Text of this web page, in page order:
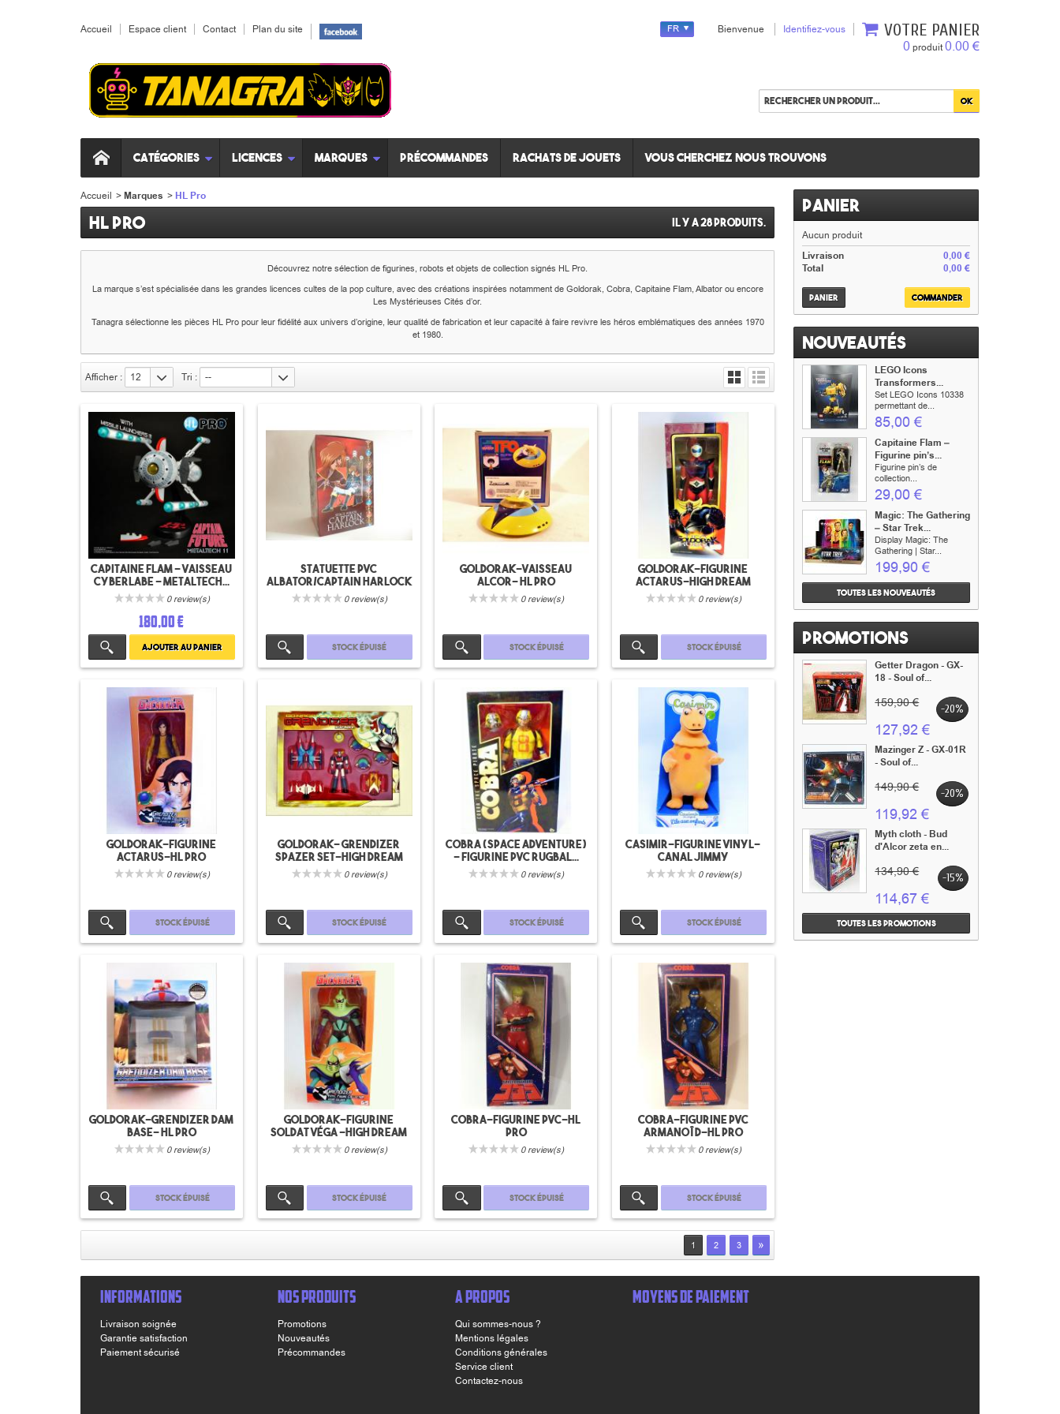
Accueil Espace client Contact Plan du site Bienvenue Identifiez-vous VOTRE PANIER
0 produit0.00 €
FR
Catégories Licences Marques Précommandes Rachats de jouets Vous cherchez nous trouvons
Accueil >Marques > HL Pro
HL Pro Il y a 28 produits.
Découvrez notre sélection de figurines, robots et objets de collection signés HL Pro.
La marque s’est spécialisée dans les grandes licences cultes de la pop culture, avec des créations inspirées notamment de Goldorak, Cobra, Capitaine Flam, Albator ou encore
Les Mystérieuses Cités d’or.
Tanagra sélectionne les pièces HL Pro pour leur fidélité aux univers d’origine, leur qualité de fabrication et leur capacité à faire revivre les héros emblématiques des années 1970
et 1980.
Afficher : 12 Tri : --
Capitaine Flam - vaisseau
cyberlabe - Metaltech...
0 review(s)
180,00 €
Ajouter au panier
Statuette PVC
Albator/Captain Harlock
- HL Pro0 review(s)
Stock épuisé
Goldorak-vaisseau
Alcor- HL Pro
0 review(s)
Stock épuisé
Goldorak-Figurine
Actarus-High dream
0 review(s)
Stock épuisé
Goldorak-Figurine
Actarus-HL pro
0 review(s)
Stock épuisé
Goldorak- grendizer
spazer set-High dream
0 review(s)
Stock épuisé
Cobra (Space adventure)
- Figurine PVC Rugbal...
0 review(s)
Stock épuisé
Casimir-Figurine vinyl-
Canal Jimmy
0 review(s)
Stock épuisé
Goldorak-Grendizer Dam
Base- HL Pro
0 review(s)
Stock épuisé
Goldorak-Figurine
soldat Véga -High dream
0 review(s)
Stock épuisé
Cobra-Figurine PVC-HL
pro
0 review(s)
Stock épuisé
Cobra-Figurine PVC
Armanoîd-HL pro
0 review(s)
Stock épuisé
1 2 3 »
Panier
Aucun produit
0,00 €
Livraison
0,00 €
Total
Panier Commander
Nouveautés
LEGO Icons
Transformers...
Set LEGO Icons 10338
permettant de...
85,00 €
Capitaine Flam –
Figurine pin’s...
Figurine pin’s de
collection...
29,00 €
Magic: The Gathering
– Star Trek...
Display Magic: The
Gathering | Star...
199,90 €
Toutes les nouveautés
Promotions
Getter Dragon - GX-
18 - Soul of...
159,90 € -20%
127,92 €
Mazinger Z - GX-01R
- Soul of...
149,90 € -20%
119,92 €
Myth cloth - Bud
d'Alcor zeta en...
134,90 € -15%
114,67 €
Toutes les promotions
INFORMATIONS
Livraison soignée
Garantie satisfaction
Paiement sécurisé
NOS PRODUITS
Promotions
Nouveautés
Précommandes
A PROPOS
Qui sommes-nous ?
Mentions légales
Conditions générales
Service client
Contactez-nous
MOYENS DE PAIEMENT